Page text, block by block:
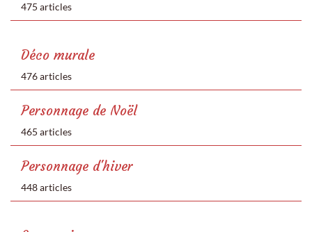
475 articles
Déco murale
476 articles
Personnage de Noël
465 articles
Personnage d'hiver
448 articles